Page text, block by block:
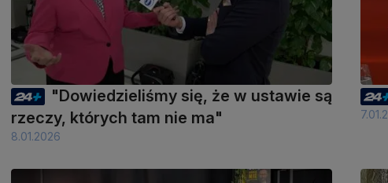
"Dowiedzieliśmy się, że w ustawie są
rzeczy, których tam nie ma"
8.01.2026